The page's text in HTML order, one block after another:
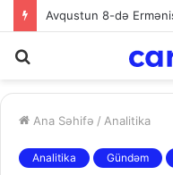
Ana Səhifə / Analitika
Analitika Gündəm